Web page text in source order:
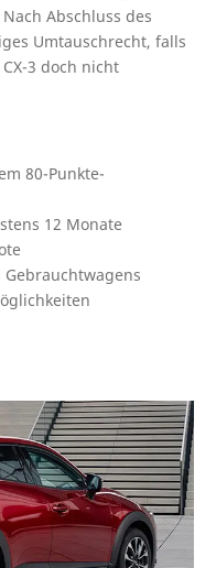
Abschluss des
Umtauschrecht, falls
3 doch nicht
80-Punkte-
12 Monate